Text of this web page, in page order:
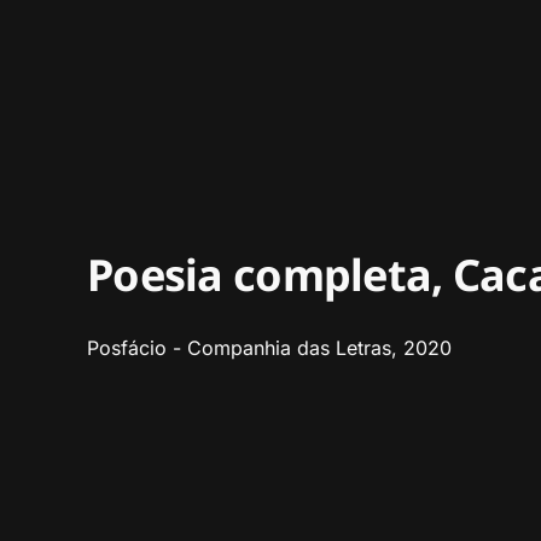
Poesia completa,
Posfácio - Companhia das Letras, 2020